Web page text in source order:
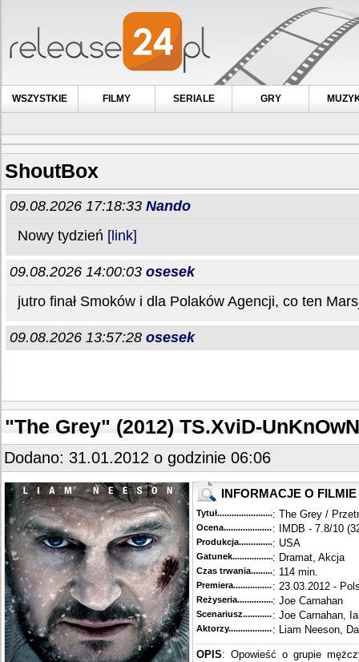
WSZYSTKIE FILMY SERIALE GRY
ShoutBox
"The Grey" (2012) TS.XviD-UnKnOwN
Dodano: 31.01.2012 o godzinie 06:06
INFORMACJE O FILMIE
Tytuł............................................
: The Grey /
Ocena.............................................
: IMDB - 7.8/10
Produkcja.........................................
: USA
Gatunek...........................................
: Dramat, Akcja
Czas trwania......................................
: 114 min.
Premiera..........................................
: 23.03.2012 -
Reżyseria........................................
: Joe Carnahan
Scenariusz........................................
: Joe Carnahan,
Aktorzy...........................................
: Liam Neeson,
OPIS: Opowieść o grupie